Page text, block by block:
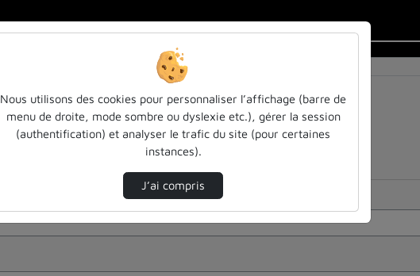
Nous utilisons des cookies pour personnaliser l’affichage (barre de
menu de droite, mode sombre ou dyslexie etc.), gérer la session
(authentification) et analyser le trafic du site (pour certaines
instances).
J’ai compris